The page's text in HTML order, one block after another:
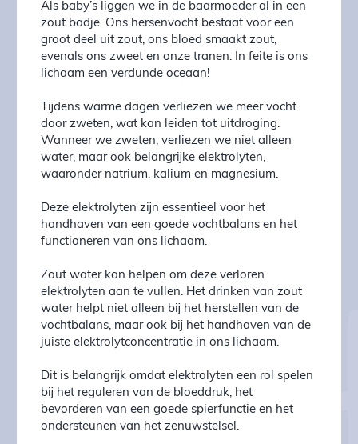
Als baby’s liggen we in de baarmoeder al in een
zout badje. Ons hersenvocht bestaat voor een
groot deel uit zout, ons bloed smaakt zout,
evenals ons zweet en onze tranen. In feite is ons
lichaam een verdunde oceaan!
Tijdens warme dagen verliezen we meer vocht
door zweten, wat kan leiden tot uitdroging.
Wanneer we zweten, verliezen we niet alleen
water, maar ook belangrijke elektrolyten,
waaronder natrium, kalium en magnesium.
Deze elektrolyten zijn essentieel voor het
handhaven van een goede vochtbalans en het
functioneren van ons lichaam.
Zout water kan helpen om deze verloren
elektrolyten aan te vullen. Het drinken van zout
water helpt niet alleen bij het herstellen van de
vochtbalans, maar ook bij het handhaven van de
juiste elektrolytconcentratie in ons lichaam.
Dit is belangrijk omdat elektrolyten een rol spelen
bij het reguleren van de bloeddruk, het
bevorderen van een goede spierfunctie en het
ondersteunen van het zenuwstelsel.